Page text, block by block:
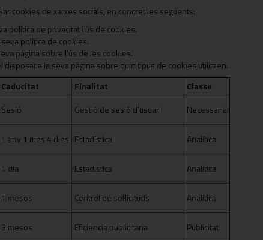
cookies de xarxes socials, en concret les següents:
política de privacitat i ús de cookies.
política de cookies.
página sobre l’ús de les cookies.
disposat a la seva pàgina sobre quin tipus de cookies utilitzen.
Caducitat Finalitat
Classe
Sesió Gestió de sesió d'usuari
Necessaria
1 any 1 mes 4 dies Estadística
Analítica
1 dia Estadística
Analítica
1 mesos Control de sol·licituds
Analítica
3 mesos Eficiencia publicitaria
Publicitat